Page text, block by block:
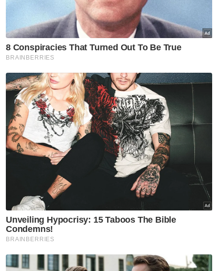
habis terjual
Sukan
Rifdean buru gelaran dunia di
Sukan
Harimau Malaya janji aksi lebih
baik di Cheras
Sukan
Mohamed Salah sertai
Trabzonspor, terima €17 juta